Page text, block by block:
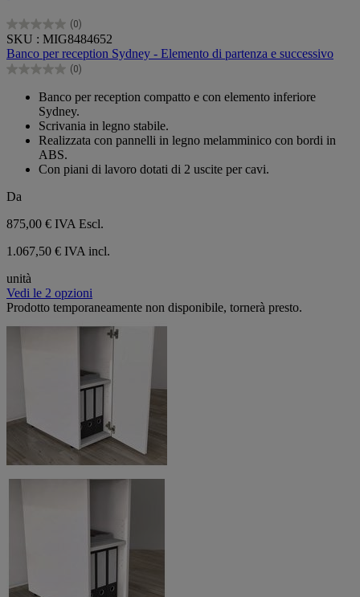
(0)
0.0
su
5
stelle.
SKU : MIG8484652
Banco per reception Sydney - Elemento di partenza e successivo
(0)
0.0
Banco per reception compatto e con elemento inferiore
Sydney.
Scrivania in legno stabile.
Realizzata con pannelli in legno melamminico con bordi in
ABS.
Con piani di lavoro dotati di 2 uscite per cavi.
Da
875,00 € IVA Escl.
1.067,50 € IVA incl.
unità
Vedi le 2 opzioni
Prodotto temporaneamente non disponibile, tornerà presto.